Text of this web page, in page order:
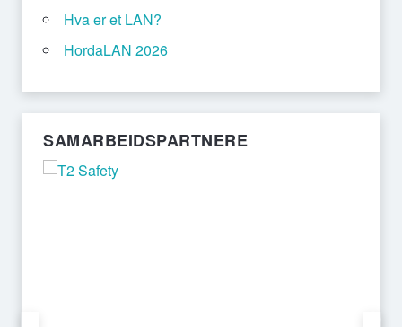
Hva er et LAN?
HordaLAN 2026
SAMARBEIDSPARTNERE